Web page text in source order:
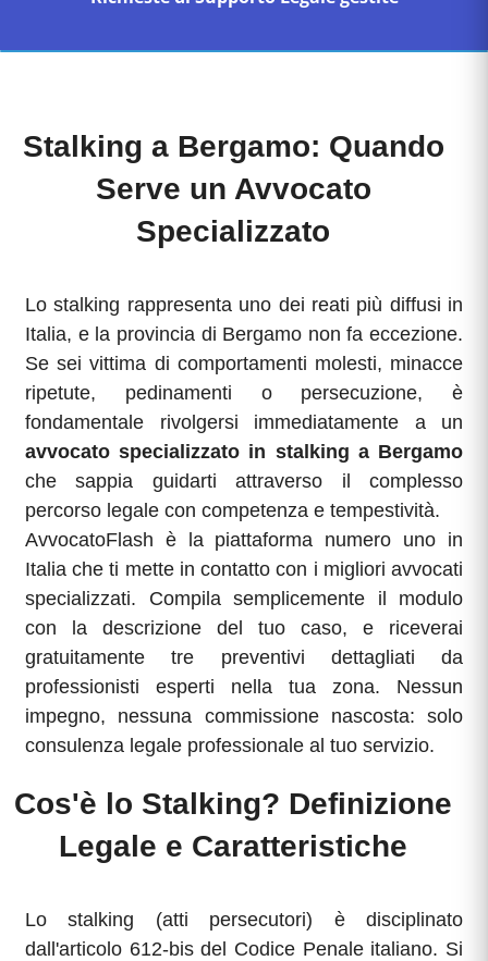
Stalking a Bergamo: Quando
Serve un Avvocato
Specializzato
Lo stalking rappresenta uno dei reati più diffusi in
Italia, e la provincia di Bergamo non fa eccezione.
Se sei vittima di comportamenti molesti, minacce
ripetute, pedinamenti o persecuzione, è
fondamentale rivolgersi immediatamente a un
avvocato specializzato in stalking a Bergamo
che sappia guidarti attraverso il complesso
percorso legale con competenza e tempestività.
AvvocatoFlash è la piattaforma numero uno in
Italia che ti mette in contatto con i migliori avvocati
specializzati. Compila semplicemente il modulo
con la descrizione del tuo caso, e riceverai
gratuitamente tre preventivi dettagliati da
professionisti esperti nella tua zona. Nessun
impegno, nessuna commissione nascosta: solo
consulenza legale professionale al tuo servizio.
Cos'è lo Stalking? Definizione
Legale e Caratteristiche
Lo stalking (atti persecutori) è disciplinato
dall'articolo 612-bis del Codice Penale italiano. Si